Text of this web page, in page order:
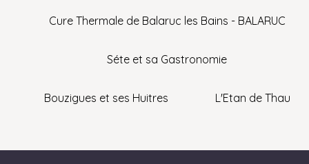
Cure Thermale de Balaruc les Bains - BALARUC
Séte et sa Gastronomie
Bouzigues et ses Huitres L'Etan de Thau